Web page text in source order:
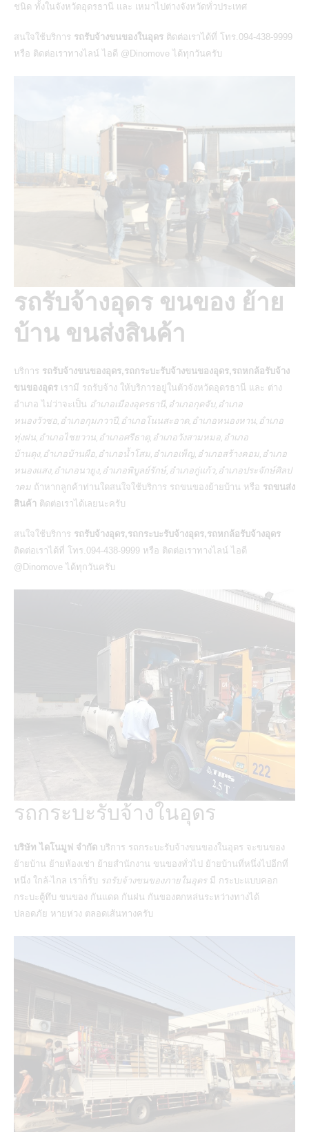
ชนิด ทั้งในจังหวัดอุดรธานี และ เหมาไปต่างจังหวัดทั่วประเทศ
สนใจใช้บริการ รถรับจ้างขนของในอุดร ติดต่อเราได้ที่ โทร.094-438-9999
หรือ ติดต่อเราทางไลน์ ไอดี @Dinomove ได้ทุกวันครับ
รถรับจ้างอุดร ขนของ ย้าย
บ้าน ขนส่งสินค้า
บริการ รถรับจ้างขนของอุดร,รถกระบะรับจ้างขนของอุดร,รถหกล้อรับจ้าง
ขนของอุดร เรามี รถรับจ้าง ให้บริการอยู่ในตัวจังหวัดอุดรธานี และ ต่าง
อำเภอ ไม่ว่าจะเป็น อำเภอเมืองอุดรธานี,อำเภอกุดจับ,อำเภอ
หนองวัวซอ,อำเภอกุมภวาปี,อำเภอโนนสะอาด,อำเภอหนองหาน,อำเภอ
ทุ่งฝน,อำเภอไชยวาน,อำเภอศรีธาตุ,อำเภอวังสามหมอ,อำเภอ
บ้านดุง,อำเภอบ้านผือ,อำเภอน้ำโสม,อำเภอเพ็ญ,อำเภอสร้างคอม,อำเภอ
หนองแสง,อำเภอนายูง,อำเภอพิบูลย์รักษ์,อำเภอกู่แก้ว,อำเภอประจักษ์ศิลป
าคม ถ้าหากลูกค้าท่านใดสนใจใช้บริการ รถขนของย้ายบ้าน หรือ รถขนส่ง
สินค้า ติดต่อเราได้เลยนะครับ
สนใจใช้บริการ รถรับจ้างอุดร,รถกระบะรับจ้างอุดร,รถหกล้อรับจ้างอุดร
ติดต่อเราได้ที่ โทร.094-438-9999 หรือ ติดต่อเราทางไลน์ ไอดี
@Dinomove ได้ทุกวันครับ
รถกระบะรับจ้างในอุดร
บริษัท ไดโนมูฟ จำกัด บริการ รถกระบะรับจ้างขนของในอุดร จะขนของ
ย้ายบ้าน ย้ายห้องเช่า ย้ายสำนักงาน ขนของทั่วไป ย้ายบ้านที่หนึ่งไปอีกที่
หนึ่ง ใกล้-ไกล เราก็รับ รถรับจ้างขนของภายในอุดรมี กระบะแบบคอก
กระบะตู้ทึบ ขนของ กันแดด กันฝน กันของตกหล่นระหว่างทางได้
ปลอดภัย หายห่วง ตลอดเส้นทางครับ